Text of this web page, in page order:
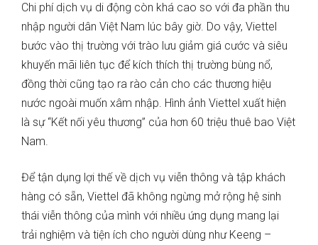
Chi phí dịch vụ di động còn khá cao so với đa phần thu
nhập người dân Việt Nam lúc bây giờ. Do vậy, Viettel
bước vào thị trường với trào lưu giảm giá cước và siêu
khuyến mãi liên tục để kích thích thị trường bùng nổ,
đồng thời cũng tạo ra rào cản cho các thương hiệu
nước ngoài muốn xâm nhập. Hình ảnh Viettel xuất hiện
là sự “Kết nối yêu thương” của hơn 60 triệu thuê bao Việt
Nam.
Để tận dụng lợi thế về dịch vụ viễn thông và tập khách
hàng có sẵn, Viettel đã không ngừng mở rộng hệ sinh
thái viễn thông của mình với nhiều ứng dụng mang lại
trải nghiệm và tiện ích cho người dùng như Keeng –